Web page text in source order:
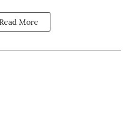
Read More